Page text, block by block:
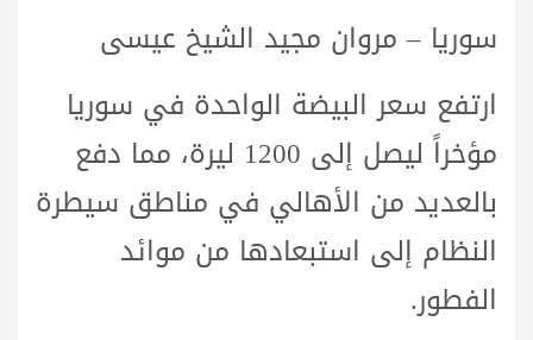
سوريا – مروان مجيد الشيخ عيسى
ارتفع سعر البيضة الواحدة في سوريا
مؤخراً ليصل إلى 1200 ليرة، مما دفع
بالعديد من الأهالي في مناطق سيطرة
النظام إلى استبعادها من موائد
الفطور.